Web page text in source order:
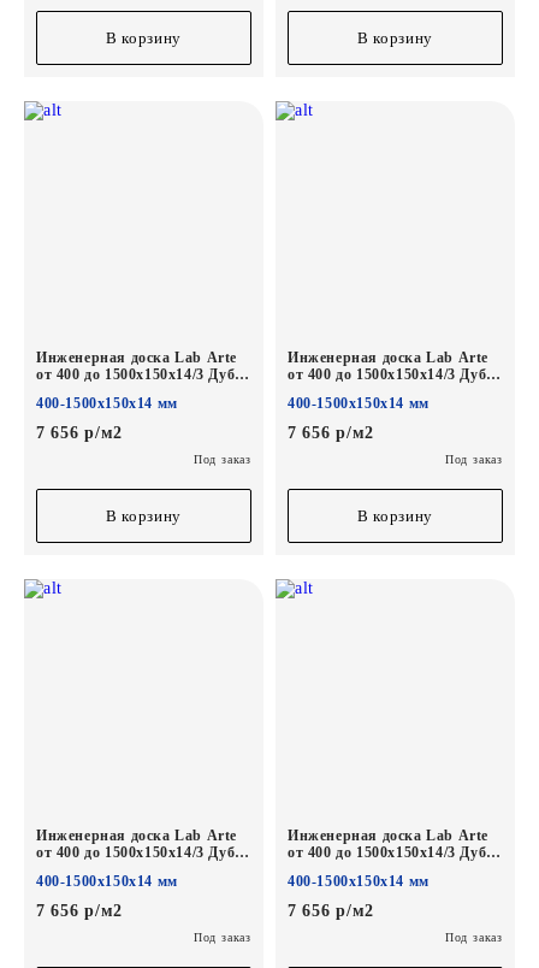
В корзину В корзину
Инженерная доска Lab Arte
от 400 до 1500х150х14/3 Дуб
400-1500х150х14 мм
7 656 р/м2
Под заказ
В корзину
Инженерная доска Lab Arte
от 400 до 1500х150х14/3 Дуб
400-1500х150х14 мм
7 656 р/м2
Под заказ
В корзину
Инженерная доска Lab Arte
от 400 до 1500х150х14/3 Дуб
400-1500х150х14 мм
7 656 р/м2
Под заказ
Инженерная доска Lab Arte
от 400 до 1500х150х14/3 Дуб
400-1500х150х14 мм
7 656 р/м2
Под заказ